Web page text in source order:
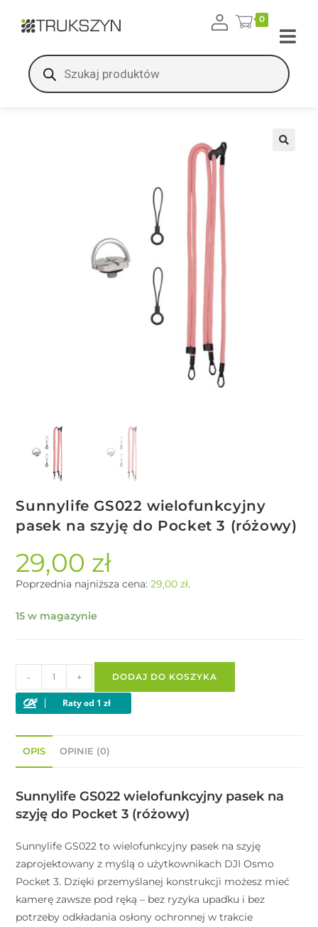
treści
0
Sunnylife GS022 wielofunkcyjny
pasek na szyję do Pocket 3 (różowy)
29,00 zł
Poprzednia najniższa cena:29,00zł.
15 w magazynie
- + DODAJ DO KOSZYKA
OPIS OPINIE (0)
Sunnylife GS022 wielofunkcyjny pasek na
szyję do Pocket 3 (różowy)
Sunnylife GS022 to wielofunkcyjny pasek na szyję
zaprojektowany z myślą o użytkownikach DJI Osmo
Pocket 3. Dzięki przemyślanej konstrukcji możesz mieć
kamerę zawsze pod ręką – bez ryzyka upadku i bez
potrzeby odkładania osłony ochronnej w trakcie